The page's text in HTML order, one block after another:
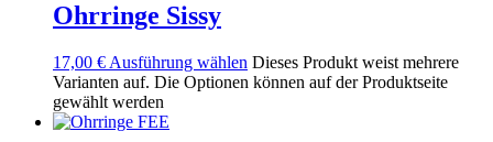
Ohrringe Sissy
17,00 € Ausführung wählen Dieses Produkt weist mehrere
Varianten auf. Die Optionen können auf der Produktseite
gewählt werden